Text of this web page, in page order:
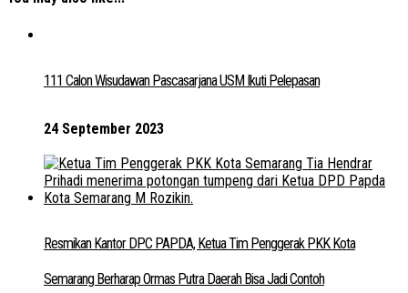
111 Calon Wisudawan Pascasarjana USM Ikuti Pelepasan
24 September 2023
Resmikan Kantor DPC PAPDA, Ketua Tim Penggerak PKK Kota
Semarang Berharap Ormas Putra Daerah Bisa Jadi Contoh